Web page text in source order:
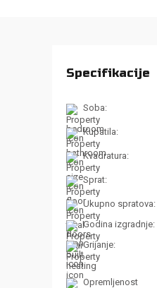
Specifikacije
Soba:
Kupatila:
Kvadratura:
Sprat:
Ukupno spratova:
Godina izgradnje:
Grijanje:
Opremljenost